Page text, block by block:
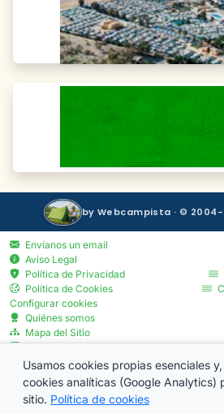
by Webcampista · ©
Envíanos un email
Aviso Legal
Política de Privacidad
Política de Cookies
Configurar cookies
Quiénes somos
Mapa del Sitio
Blog
Menú Profesionales
Usamos cookies propias esenciales
cookies analíticas (Google Analytics)
sitio. Política de cookies